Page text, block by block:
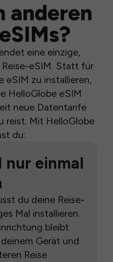
anderen
eine einzige,
eSIM. Statt für
eSIM zu installieren,
HelloGlobe eSIM
neue Datentarife
reist. Mit HelloGlobe
du:
nur einmal
du deine Reise-
Mal installieren.
bleibt
Gerät und
Reise